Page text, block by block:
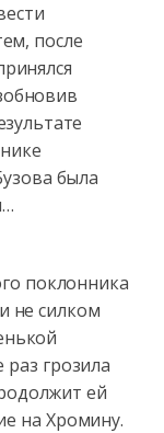
после
была
поклонника
не силком
грозила
ей
на Хромину.